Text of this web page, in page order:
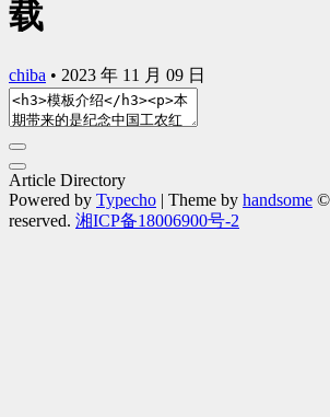
载
chiba • 2023 年 11 月 09 日
Article Directory
Powered by Typecho | Theme by handsome ©
reserved. 湘ICP备18006900号-2